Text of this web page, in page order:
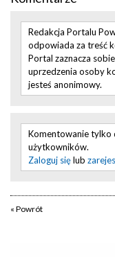
Redakcja Portalu
odpowiada za treść
Portal zaznacza
uprzedzenia osoby
jesteś anonimowy.
Komentowanie tylko
użytkowników.
Zaloguj sięlub
« Powrót